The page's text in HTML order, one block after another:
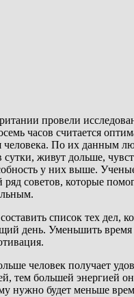
провели
часов считается
По их данным
сутки, живут дольше,
у них выше.
ряд советов, которые
список тех дел,
день. Уменьшить время
человек получает
тем большей энергией он
нужно будет меньше